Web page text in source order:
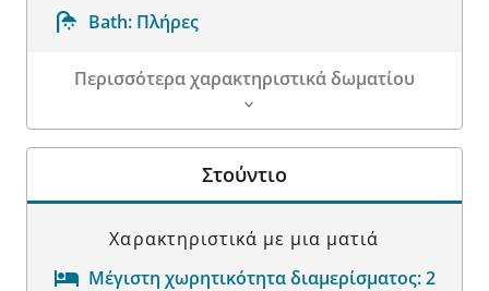
Bath: Πλήρες
Περισσότερα χαρακτηριστικά δωματίου
Λεπτομέρειες δωματίου
Στούντιο
Χαρακτηριστικά με μια ματιά
Μέγιστη χωρητικότητα διαμερίσματος:2